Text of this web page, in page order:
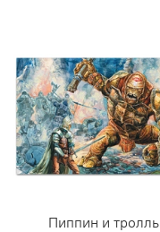
Пиппин и тролль